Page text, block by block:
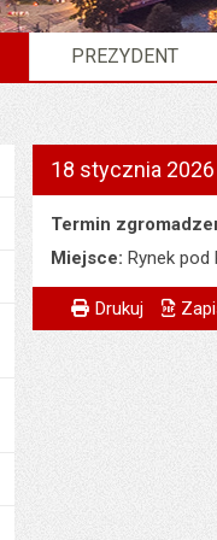
PREZYDENT
18 stycznia 2026
Termin
Miejsce: Rynek pod
Metryczka
Odpowiedzialny
Powiadom
Drukuj